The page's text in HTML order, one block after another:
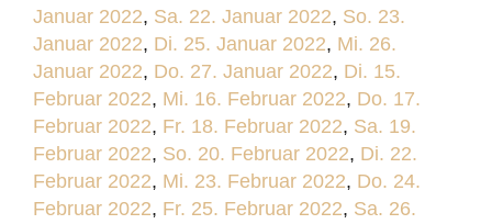
Januar 2022, Sa. 22. Januar 2022, So. 23.
Januar 2022, Di. 25. Januar 2022, Mi. 26.
Januar 2022, Do. 27. Januar 2022, Di. 15.
Februar 2022, Mi. 16. Februar 2022, Do. 17.
Februar 2022, Fr. 18. Februar 2022, Sa. 19.
Februar 2022, So. 20. Februar 2022, Di. 22.
Februar 2022, Mi. 23. Februar 2022, Do. 24.
Februar 2022, Fr. 25. Februar 2022, Sa. 26.